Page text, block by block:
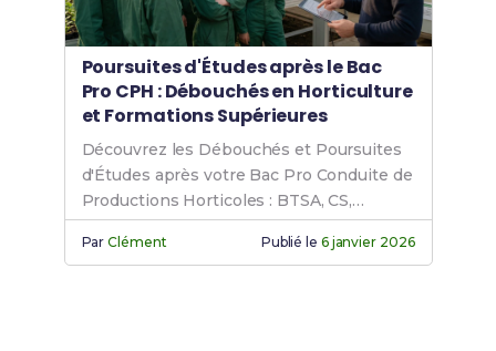
Poursuites d'Études après le Bac
Pro CPH : Débouchés en Horticulture
et Formations Supérieures
Découvrez les Débouchés et Poursuites
d'Études après votre Bac Pro Conduite de
Productions Horticoles : BTSA, CS,
Licence Pro en Horticulture.
ParClément Publié le 6 janvier 2026